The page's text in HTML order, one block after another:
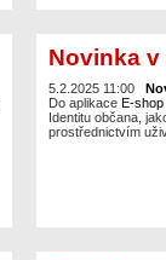
Novinka
5.2.2025 11:00
Do aplikace E-shop
Identitu občana,
prostřednictvím